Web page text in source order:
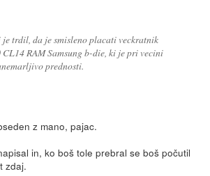
trdil, da je smisleno placati veckratnik
CL14 RAM Samsung b-die, ki je pri vecini
prednosti.
z mano, pajac.
in, ko boš tole prebral se boš počutil
zdaj.